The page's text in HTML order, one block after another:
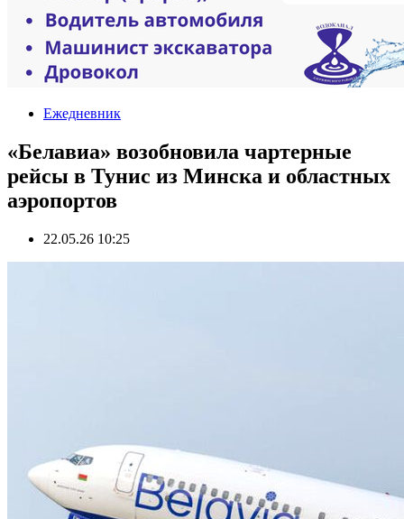
Ежедневник
«Белавиа» возобновила чартерные
рейсы в Тунис из Минска и областных
аэропортов
22.05.26 10:25